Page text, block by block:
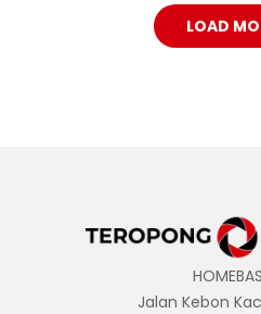
LOAD
Jalan Kebon